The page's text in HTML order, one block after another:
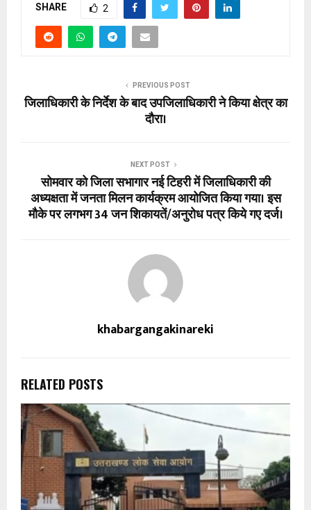
SHARE 2
PREVIOUS POST
जिलाधिकारी के निर्देश के बाद उपजिलाधिकारी ने किया क्षेत्र का
दौरा।
NEXT POST
सोमवार को जिला सभागार नई टिहरी में जिलाधिकारी की
अध्यक्षता में जनता मिलन कार्यक्रम आयोजित किया गया। इस
मौके पर लगभग 34 जन शिकायतें/अनुरोध पत्र किये गए दर्ज।
khabargangakinareki
RELATED POSTS